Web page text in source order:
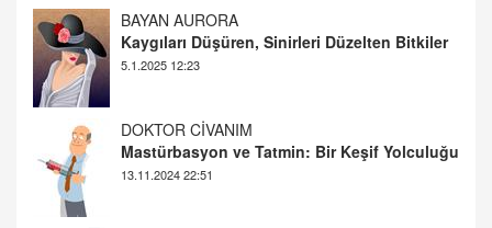
DOKTOR CİVANIM
ALİ EFENDİ